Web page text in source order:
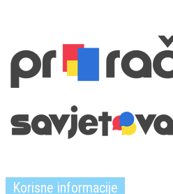
Korisne informacije